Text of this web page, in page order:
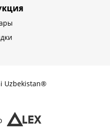
Uzbekistan®